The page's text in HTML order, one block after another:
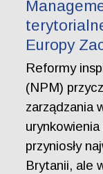
Europy
Reformy
(NPM)
zarządzania
przyniosły
Brytanii, ale